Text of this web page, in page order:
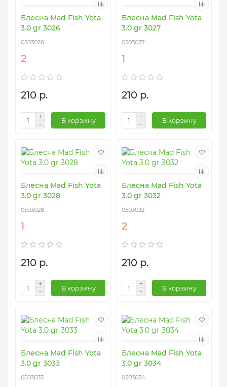
Блесна Mad Fish Yota
3.0 gr 3026
0503026
2
210 р.
В корзину
Блесна Mad Fish Yota
3.0 gr 3027
0503027
1
210 р.
В корзину
Блесна Mad Fish Yota
3.0 gr 3028
0503028
1
210 р.
В корзину
Блесна Mad Fish Yota
3.0 gr 3032
0503032
2
210 р.
В корзину
Блесна Mad Fish Yota
3.0 gr 3033
0503033
Блесна Mad Fish Yota
3.0 gr 3034
0503034